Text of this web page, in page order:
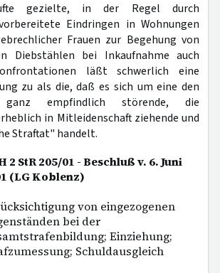
gezielte, in der Regel durch
Eindringen in Wohnungen
Frauen zur Begehung von
Diebstählen bei Inkaufnahme auch
läßt schwerlich eine
zu als die, daß es sich um eine den
ganz empfindlich störende, die
in Mitleidenschaft ziehende und
Straftat" handelt.
2 StR 205/01 - Beschluß v. 6. Juni
(LG Koblenz)
von eingezogenen
bei der
Einziehung;
Schuldausgleich